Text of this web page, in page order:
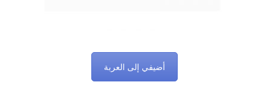
أضيفي إلى العربة